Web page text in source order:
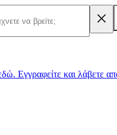
Εγγραφείτε και λάβετε